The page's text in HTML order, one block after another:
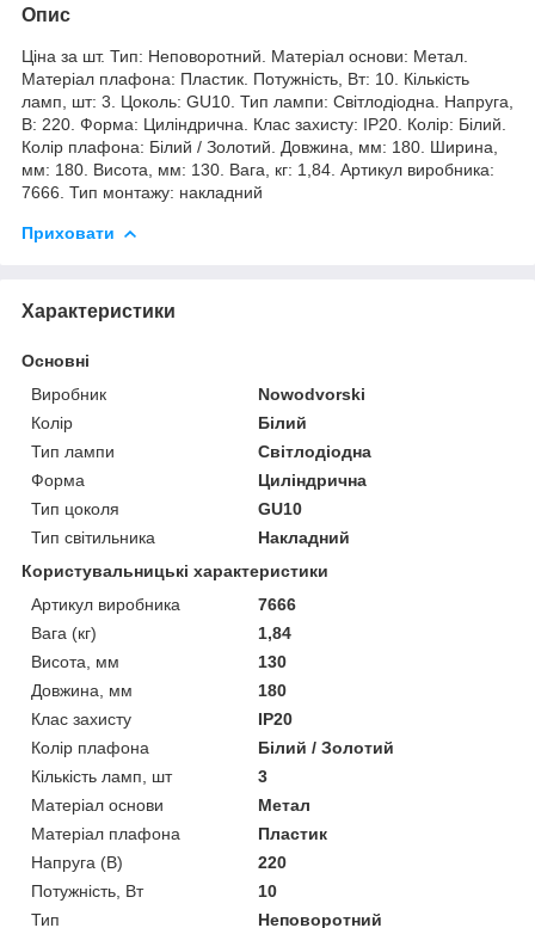
Опис
Ціна за шт. Тип: Неповоротний. Матеріал основи: Метал.
Матеріал плафона: Пластик. Потужність, Вт: 10. Кількість
ламп, шт: 3. Цоколь: GU10. Тип лампи: Світлодіодна. Напруга,
В: 220. Форма: Циліндрична. Клас захисту: IP20. Колір: Білий.
Колір плафона: Білий / Золотий. Довжина, мм: 180. Ширина,
мм: 180. Висота, мм: 130. Вага, кг: 1,84. Артикул виробника:
7666. Тип монтажу: накладний
Приховати
Характеристики
Основні
Виробник
Nowodvorski
Колір
Білий
Тип лампи
Світлодіодна
Форма
Циліндрична
Тип цоколя
GU10
Тип світильника
Накладний
Користувальницькі характеристики
Артикул виробника
7666
Вага (кг)
1,84
Висота, мм
130
Довжина, мм
180
Клас захисту
IP20
Колір плафона
Білий / Золотий
Кількість ламп, шт
3
Матеріал основи
Метал
Матеріал плафона
Пластик
Напруга (В)
220
Потужність, Вт
10
Тип
Неповоротний